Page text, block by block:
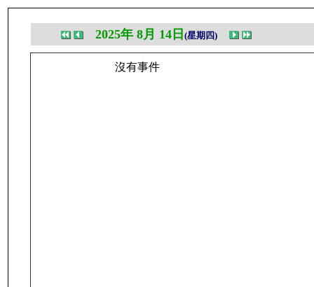
2025年 8月 14日 (星期四)
沒有事件